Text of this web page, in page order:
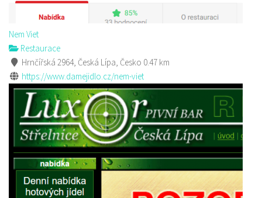
Nem Viet
Restaurace
Hrnčířská 2964, Česká Lípa, Česko 0.47 km
https://www.damejidlo.cz/nem-viet